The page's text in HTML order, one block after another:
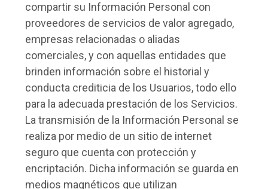
compartir su Información Personal con
proveedores de servicios de valor agregado,
empresas relacionadas o aliadas
comerciales, y con aquellas entidades que
brinden información sobre el historial y
conducta crediticia de los Usuarios, todo ello
para la adecuada prestación de los Servicios.
La transmisión de la Información Personal se
realiza por medio de un sitio de internet
seguro que cuenta con protección y
encriptación. Dicha información se guarda en
medios magnéticos que utilizan